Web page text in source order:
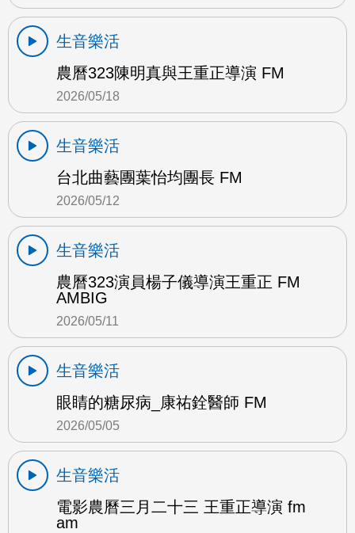
生音樂活
農曆323陳明真與王重正導演 FM
2026/05/18
生音樂活
台北曲藝團葉怡均團長 FM
2026/05/12
生音樂活
農曆323演員楊子儀導演王重正 FM
AMBIG
2026/05/11
生音樂活
眼睛的糖尿病_康祐銓醫師 FM
2026/05/05
生音樂活
電影農曆三月二十三 王重正導演 fm
am